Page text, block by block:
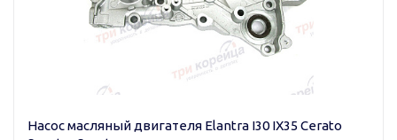
Насос масляный двигателя Elantra I30 IX35 Cerato